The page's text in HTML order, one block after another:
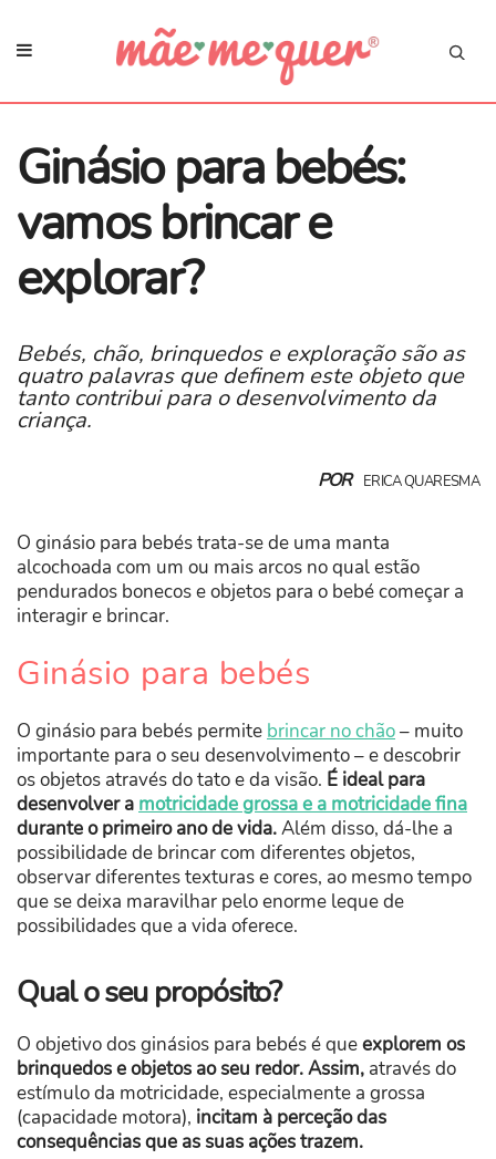
Ginásio para bebés:
vamos brincar e
explorar?
Bebés, chão, brinquedos e exploração são as
quatro palavras que definem este objeto que
tanto contribui para o desenvolvimento da
criança.
POR ERICA QUARESMA
O ginásio para bebés trata-se de uma manta
alcochoada com um ou mais arcos no qual estão
pendurados bonecos e objetos para o bebé começar a
interagir e brincar.
Ginásio para bebés
O ginásio para bebés permite brincar no chão– muito
importante para o seu desenvolvimento – e descobrir
os objetos através do tato e da visão. É ideal para
desenvolver a motricidade grossa e a motricidade fina
durante o primeiro ano de vida.Além disso, dá-lhe a
possibilidade de brincar com diferentes objetos,
observar diferentes texturas e cores, ao mesmo tempo
que se deixa maravilhar pelo enorme leque de
possibilidades que a vida oferece.
Qual o seu propósito?
O objetivo dos ginásios para bebés é queexplorem os
brinquedos e objetos ao seu redor. Assim, através do
estímulo da motricidade, especialmente a grossa
(capacidade motora), incitam à perceção das
consequências que as suas ações trazem.